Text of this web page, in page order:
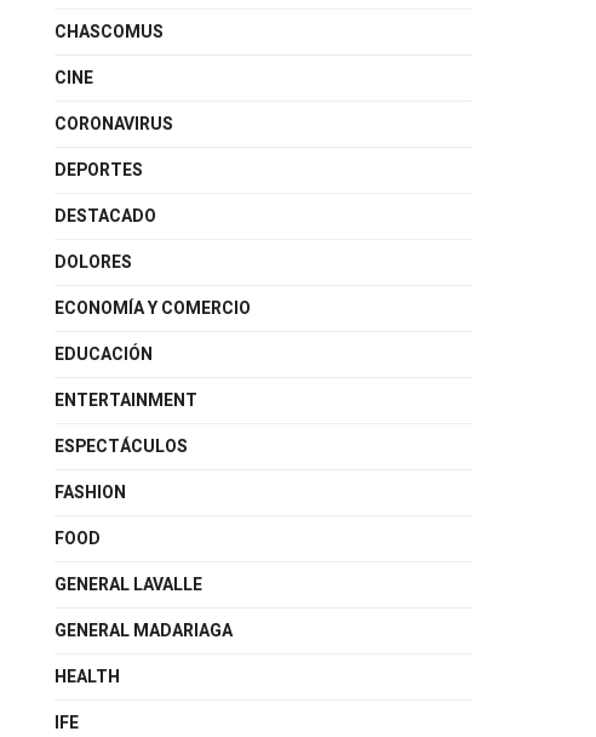
CHASCOMUS
CINE
CORONAVIRUS
DEPORTES
DESTACADO
DOLORES
ECONOMÍA Y COMERCIO
EDUCACIÓN
ENTERTAINMENT
ESPECTÁCULOS
FASHION
FOOD
GENERAL LAVALLE
GENERAL MADARIAGA
HEALTH
IFE